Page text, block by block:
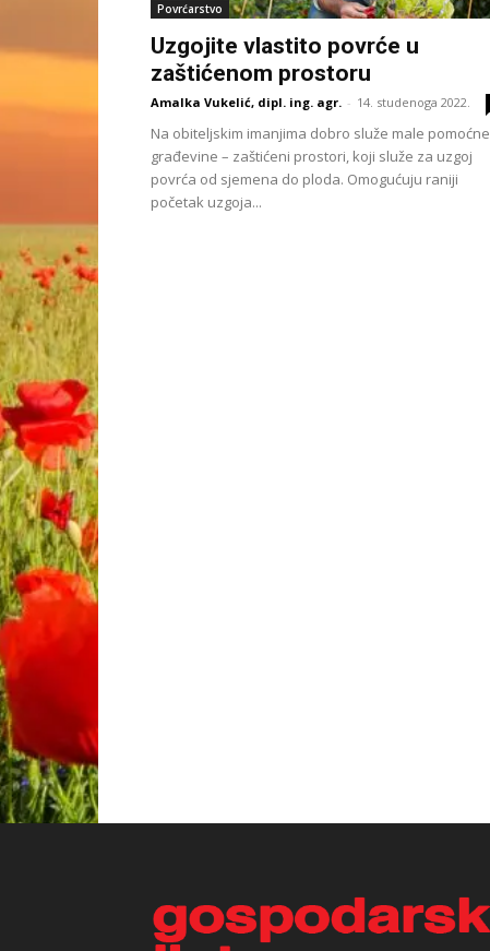
Povrćarstvo
Uzgojite vlastito povrće u
zaštićenom prostoru
Amalka Vukelić, dipl. ing. agr. - 14. studenoga 2022.
Na obiteljskim imanjima dobro služe male pomoćne
građevine – zaštićeni prostori, koji služe za uzgoj
povrća od sjemena do ploda. Omogućuju raniji
početak uzgoja...